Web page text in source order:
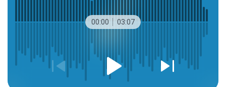
00:00 03:07